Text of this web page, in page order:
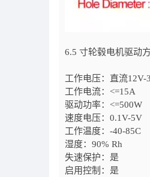
6.5 寸轮毂电机驱动
工作电压：直流12V-
工作电流：<=15A
驱动功率：<=500W
速度电压：0.1V-5V
工作温度：-40-85C
湿度：90% Rh
失速保护：是
启用控制：是